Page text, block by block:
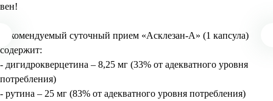
вен!
Рекомендуемый суточный прием «Асклезан-А» (1 капсула)
содержит:
- дигидрокверцетина – 8,25 мг (33% от адекватного уровня
потребления)
- рутина – 25 мг (83% от адекватного уровня потребления)